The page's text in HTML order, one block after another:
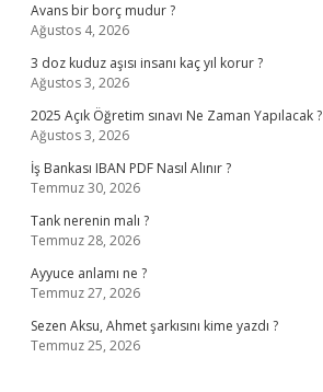
Avans bir borç mudur ?
Ağustos 4, 2026
3 doz kuduz aşısı insanı kaç yıl korur ?
Ağustos 3, 2026
2025 Açık Öğretim sınavı Ne Zaman Yapılacak ?
Ağustos 3, 2026
İş Bankası IBAN PDF Nasıl Alınır ?
Temmuz 30, 2026
Tank nerenin malı ?
Temmuz 28, 2026
Ayyuce anlamı ne ?
Temmuz 27, 2026
Sezen Aksu, Ahmet şarkısını kime yazdı ?
Temmuz 25, 2026